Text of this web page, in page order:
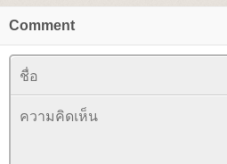
Comment